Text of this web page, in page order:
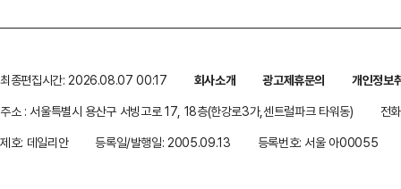
최종편집시간: 2026.08.07 00:17 회사소개 광고제휴문의
개인정보
주소 : 서울특별시 용산구 서빙고로 17, 18층(한강로3가,센트럴파크 타워동)
전
제호: 데일리안
등록일/발행일: 2005.09.13 등록번호: 서울 아00055